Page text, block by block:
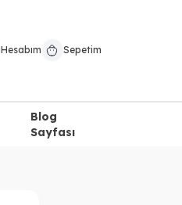
Hesabım Sepetim
Blog
Sayfası